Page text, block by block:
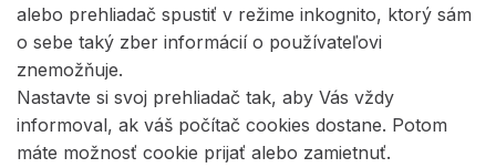
alebo prehliadač spustiť v režime inkognito, ktorý sám
o sebe taký zber informácií o používateľovi
znemožňuje.
Nastavte si svoj prehliadač tak, aby Vás vždy
informoval, ak váš počítač cookies dostane. Potom
máte možnosť cookie prijať alebo zamietnuť.